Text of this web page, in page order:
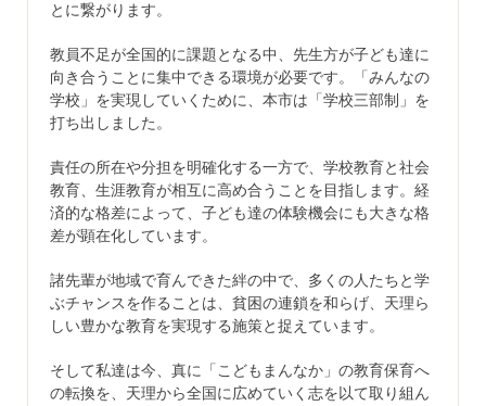
とに繋がります。
教員不足が全国的に課題となる中、先生方が子ども達に
向き合うことに集中できる環境が必要です。「みんなの
学校」を実現していくために、本市は「学校三部制」を
打ち出しました。
責任の所在や分担を明確化する一方で、学校教育と社会
教育、生涯教育が相互に高め合うことを目指します。経
済的な格差によって、子ども達の体験機会にも大きな格
差が顕在化しています。
諸先輩が地域で育んできた絆の中で、多くの人たちと学
ぶチャンスを作ることは、貧困の連鎖を和らげ、天理ら
しい豊かな教育を実現する施策と捉えています。
そして私達は今、真に「こどもまんなか」の教育保育へ
の転換を、天理から全国に広めていく志を以て取り組ん